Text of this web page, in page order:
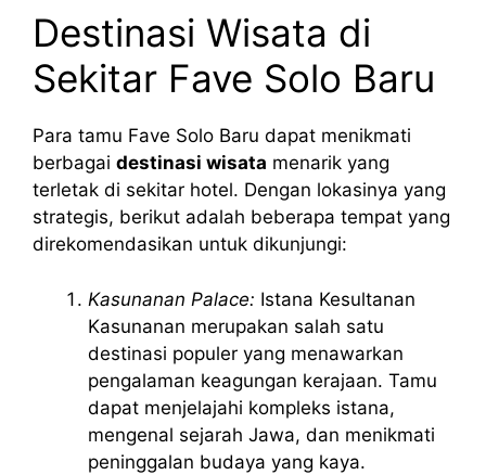
Destinasi Wisata di
Sekitar Fave Solo Baru
Para tamu Fave Solo Baru dapat menikmati
berbagai destinasi wisata menarik yang
terletak di sekitar hotel. Dengan lokasinya yang
strategis, berikut adalah beberapa tempat yang
direkomendasikan untuk dikunjungi:
Kasunanan Palace: Istana Kesultanan
Kasunanan merupakan salah satu
destinasi populer yang menawarkan
pengalaman keagungan kerajaan. Tamu
dapat menjelajahi kompleks istana,
mengenal sejarah Jawa, dan menikmati
peninggalan budaya yang kaya.